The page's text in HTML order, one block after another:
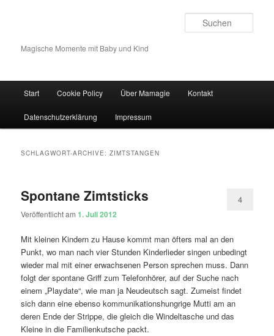
Magische Momente mit Baby und Kind
Zum Inhalt wechseln
Zum sekundären Inhalt wechseln
Start Cookie Policy Über Mamagie Kontakt
Datenschutzerklärung Impressum
SCHLAGWORT-ARCHIVE:ZIMTSTANGEN
Spontane Zimtsticks
Veröffentlicht am1. Juli 2012
4
Mit kleinen Kindern zu Hause kommt man öfters mal an den
Punkt, wo man nach vier Stunden Kinderlieder singen unbedingt
wieder mal mit einer erwachsenen Person sprechen muss. Dann
folgt der spontane Griff zum Telefonhörer, auf der Suche nach
einem „Playdate“, wie man ja Neudeutsch sagt. Zumeist findet
sich dann eine ebenso kommunikationshungrige Mutti am an
deren Ende der Strippe, die gleich die Windeltasche und das
Kleine in die Familienkutsche packt.